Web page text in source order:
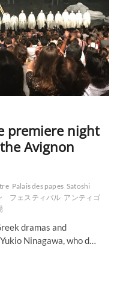
premiere night
the Avignon
Palais des papes Satoshi
フェスティバル アンティゴ
dramas and
Ninagawa, who d…